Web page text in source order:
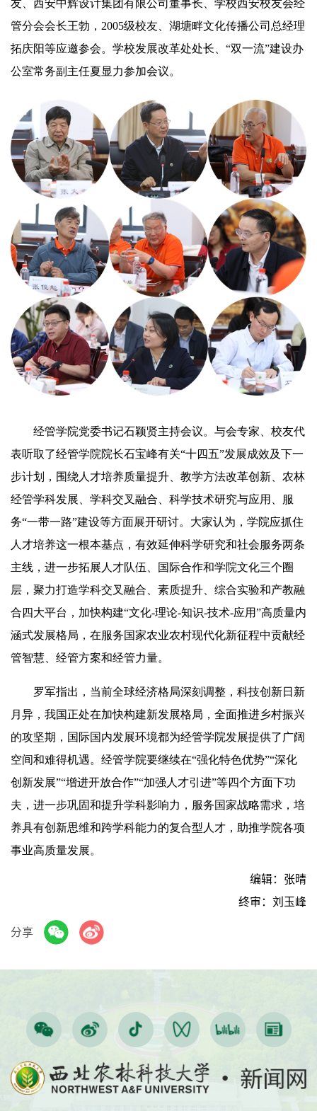
友、西安中辉设计集团有限公司董事长、学校西安校友会经
管分会会长王勃，2005级校友、湖塘畔文化传播公司总经理
拓庆阳等应邀参会。学校发展改革处处长、“双一流”建设办
公室常务副主任夏显力参加会议。
经管学院党委书记石颖贤主持会议。与会专家、校友代
表听取了经管学院院长石宝峰有关“十四五”发展成效及下一
步计划，围绕人才培养质量提升、教学方法改革创新、农林
经管学科发展、学科交叉融合、科学技术研究与应用、服
务“一带一路”建设等方面展开研讨。大家认为，学院应抓住
人才培养这一根本基点，有效延伸科学研究和社会服务两条
主线，进一步拓展人才队伍、国际合作和学院文化三个圈
层，聚力打造学科交叉融合、素质提升、综合实验和产教融
合四大平台，加快构建“文化-理论-知识-技术-应用”高质量内
涵式发展格局，在服务国家农业农村现代化新征程中贡献经
管智慧、经管方案和经管力量。
罗军指出，当前全球经济格局深刻调整，科技创新日新
月异，我国正处在加快构建新发展格局，全面推进乡村振兴
的攻坚期，国际国内发展环境都为经管学院发展提供了广阔
空间和难得机遇。经管学院要继续在“强化特色优势”“深化
创新发展”“增进开放合作”“加强人才引进”等四个方面下功
夫，进一步巩固和提升学科影响力，服务国家战略需求，培
养具有创新思维和跨学科能力的复合型人才，助推学院各项
事业高质量发展。
编辑：张晴
终审：刘玉峰
分享